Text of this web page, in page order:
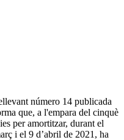
número 14 publicada
que, a l'empara del cinquè
per amortitzar, durant el
i el 9 d’abril de 2021, ha